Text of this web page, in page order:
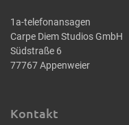
1a-telefonansagen
Carpe Diem Studios GmbH
Südstraße 6
77767 Appenweier
Kontakt